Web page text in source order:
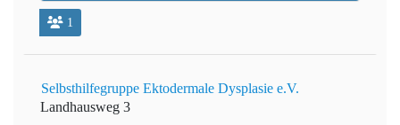
1
Selbsthilfegruppe Ektodermale Dysplasie e.V.
Landhausweg 3